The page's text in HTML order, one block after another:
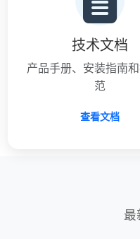
技术文档
产品手册、安装指南
范
查看文档
最